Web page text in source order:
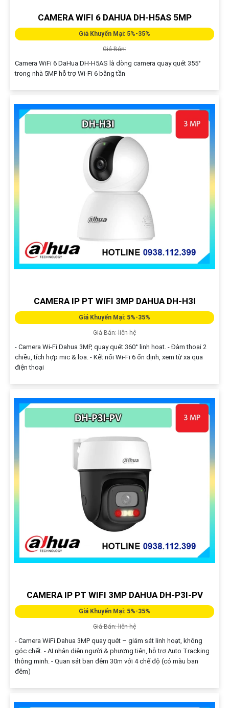
CAMERA WIFI 6 DAHUA DH-H5AS 5MP
Giá Khuyến Mại: 5%-35%
Giá Bán:
Camera WiFi 6 DaHua DH-H5AS là dòng camera quay quét 355°
trong nhà 5MP hỗ trợ Wi-Fi 6 băng tần
CAMERA IP PT WIFI 3MP DAHUA DH-H3I
Giá Khuyến Mại: 5%-35%
Giá Bán: liên hệ
- Camera Wi-Fi Dahua 3MP, quay quét 360° linh hoạt. - Đàm thoại 2
chiều, tích hợp mic & loa. - Kết nối Wi-Fi 6 ổn định, xem từ xa qua
điện thoại
CAMERA IP PT WIFI 3MP DAHUA DH-P3I-PV
Giá Khuyến Mại: 5%-35%
Giá Bán: liên hệ
- Camera WiFi Dahua 3MP quay quét – giám sát linh hoạt, không
góc chết. - AI nhận diện người & phương tiện, hỗ trợ Auto Tracking
thông minh. - Quan sát ban đêm 30m với 4 chế độ (có màu ban
đêm)